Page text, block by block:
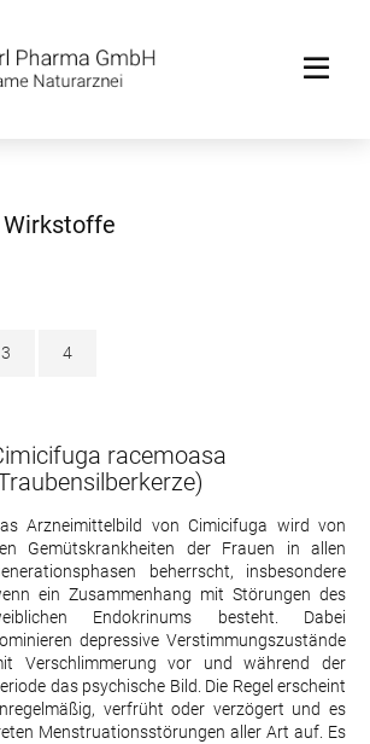
3 4
racemoasa
Arzneimittelbild von Cimicifuga wird von
Gemütskrankheiten der Frauen in allen
beherrscht, insbesondere
ein Zusammenhang mit Störungen des
Endokrinums besteht. Dabei
depressive Verstimmungszustände
Verschlimmerung vor und während der
das psychische Bild. Die Regel erscheint
verfrüht oder verzögert und es
Menstruationsstörungen aller Art auf. Es